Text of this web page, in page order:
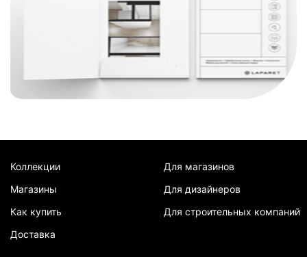
Коллекции
Магазины
Как купить
Доставка
Для магазинов
Для дизайнеров
Для строительных компаний